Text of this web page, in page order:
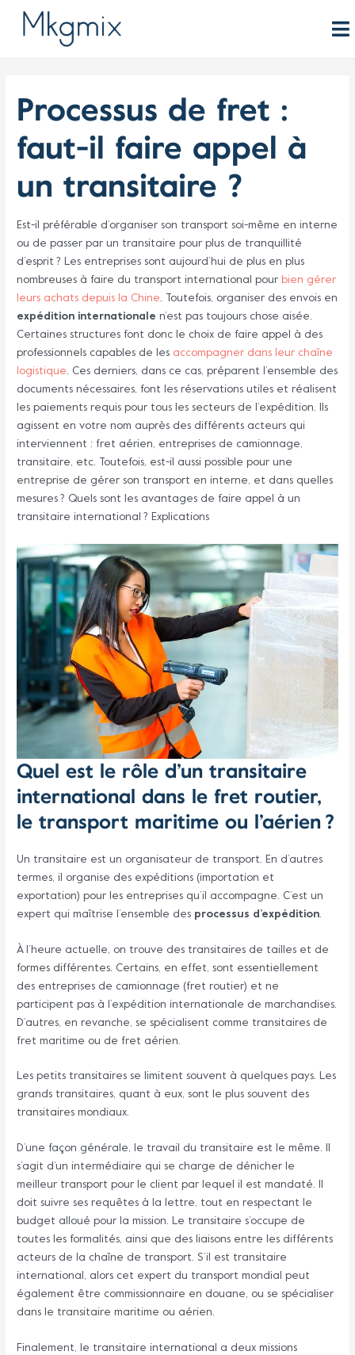
Processus de fret :
faut-il faire appel à
un transitaire ?
Est-il préférable d’organiser son transport soi-même en interne
ou de passer par un transitaire pour plus de tranquillité
d’esprit ? Les entreprises sont aujourd’hui de plus en plus
nombreuses à faire du transport international pour bien gérer
leurs achats depuis la Chine. Toutefois, organiser des envois en
expédition internationale n’est pas toujours chose aisée.
Certaines structures font donc le choix de faire appel à des
professionnels capables de les accompagner dans leur chaîne
logistique. Ces derniers, dans ce cas, préparent l’ensemble des
documents nécessaires, font les réservations utiles et réalisent
les paiements requis pour tous les secteurs de l’expédition. Ils
agissent en votre nom auprès des différents acteurs qui
interviennent : fret aérien, entreprises de camionnage,
transitaire, etc. Toutefois, est-il aussi possible pour une
entreprise de gérer son transport en interne, et dans quelles
mesures ? Quels sont les avantages de faire appel à un
transitaire international ? Explications
Quel est le rôle d’un transitaire
international dans le fret routier,
le transport maritime ou l’aérien ?
Un transitaire est un organisateur de transport. En d’autres
termes, il organise des expéditions (importation et
exportation) pour les entreprises qu’il accompagne. C’est un
expert qui maîtrise l’ensemble des processus d’expédition.
À l’heure actuelle, on trouve des transitaires de tailles et de
formes différentes. Certains, en effet, sont essentiellement
des entreprises de camionnage (fret routier) et ne
participent pas à l’expédition internationale de marchandises.
D’autres, en revanche, se spécialisent comme transitaires de
fret maritime ou de fret aérien.
Les petits transitaires se limitent souvent à quelques pays. Les
grands transitaires, quant à eux, sont le plus souvent des
transitaires mondiaux.
D’une façon générale, le travail du transitaire est le même. Il
s’agit d’un intermédiaire qui se charge de dénicher le
meilleur transport pour le client par lequel il est mandaté. Il
doit suivre ses requêtes à la lettre, tout en respectant le
budget alloué pour la mission. Le transitaire s’occupe de
toutes les formalités, ainsi que des liaisons entre les différents
acteurs de la chaîne de transport. S’il est transitaire
international, alors cet expert du transport mondial peut
également être commissionnaire en douane, ou se spécialiser
dans le transitaire maritime ou aérien.
Finalement, le transitaire international a deux missions